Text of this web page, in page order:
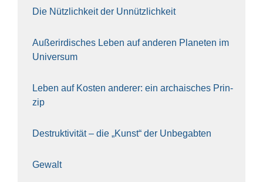
Die Nütz­lich­keit der Unnütz­lich­keit
Außer­ir­di­sches Leben auf ande­ren Pla­ne­ten im
Uni­ver­sum
Leben auf Kos­ten ande­rer: ein archai­sches Prin­
zip
Destruk­ti­vi­tät – die „Kunst“ der Unbe­gab­ten
Gewalt